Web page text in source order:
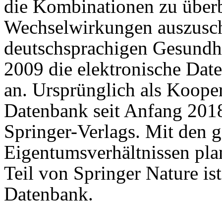
die Kombinationen zu
Wechselwirkungen
deutschsprachigen
2009 die elektronische
an. Ursprünglich als
Datenbank seit Anfang
Springer-Verlags. Mit den
Eigentumsverhältnissen
Teil von Springer Nature
Datenbank.